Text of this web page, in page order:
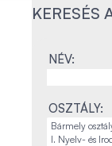
KERESÉS
NÉV:
OSZTÁLY: